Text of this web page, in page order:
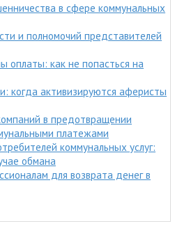
в сфере коммунальных
и полномочий представителей
оплаты: как не попасться на
когда активизируются аферисты
в предотвращении
платежами
коммунальных услуг:
обмана
для возврата денег в